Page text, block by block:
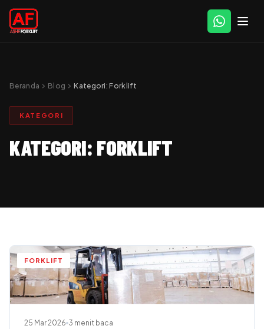
Beranda chevron_right Blog chevron_rightKategori:Forklift
KATEGORI
KATEGORI: FORKLIFT
FORKLIFT
25 Mar 2026 3 menit baca